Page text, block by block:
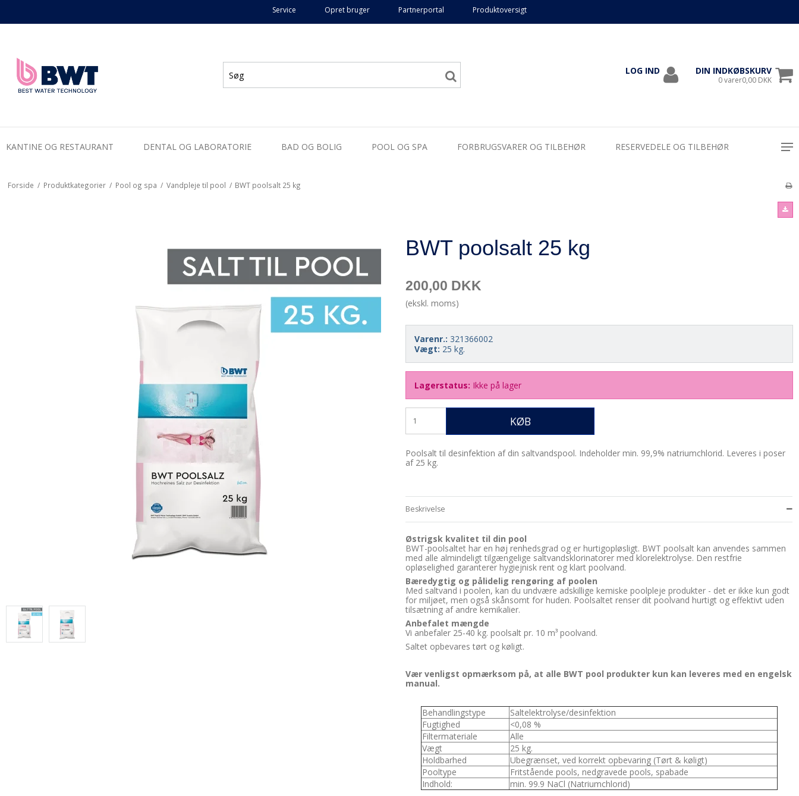
Service Opret bruger Partnerportal Produktoversigt
LOG IND DIN INDKØBSKURV
0 varer0,00 DKK
KANTINE OG RESTAURANT DENTAL OG LABORATORIE BAD OG BOLIG POOL OG SPA FORBRUGSVARER OG TILBEHØR RESERVEDELE OG TILBEHØR
Forside / Produktkategorier / Pool og spa / Vandpleje til pool / BWT poolsalt 25 kg
BWT poolsalt 25 kg
200,00 DKK
(ekskl. moms)
Varenr.: 321366002
Vægt: 25 kg.
Lagerstatus: Ikke på lager
KØB
Poolsalt til desinfektion af din saltvandspool. Indeholder min. 99,9% natriumchlorid. Leveres i poser
af 25 kg.
Beskrivelse
Østrigsk kvalitet til din pool
BWT-poolsaltet har en høj renhedsgrad og er hurtigopløsligt. BWT poolsalt kan anvendes sammen
med alle almindeligt tilgængelige saltvandsklorinatorer med klorelektrolyse. Den restfrie
opløselighed garanterer hygiejnisk rent og klart poolvand.
Bæredygtig og pålidelig rengøring af poolen
Med saltvand i poolen, kan du undvære adskillige kemiske poolpleje produkter - det er ikke kun godt
for miljøet, men også skånsomt for huden. Poolsaltet renser dit poolvand hurtigt og effektivt uden
tilsætning af andre kemikalier.
Anbefalet mængde
Vi anbefaler 25-40 kg. poolsalt pr. 10 m³ poolvand.
Saltet opbevares tørt og køligt.
Vær venligst opmærksom på, at alle BWT pool produkter kun kan leveres med en engelsk
manual.
Behandlingstype
Saltelektrolyse/desinfektion
Fugtighed
<0,08 %
Filtermateriale
Alle
Vægt
25 kg.
Holdbarhed
Ubegrænset, ved korrekt opbevaring (Tørt & køligt)
Pooltype
Fritstående pools, nedgravede pools, spabade
Indhold:
min. 99.9 NaCl (Natriumchlorid)